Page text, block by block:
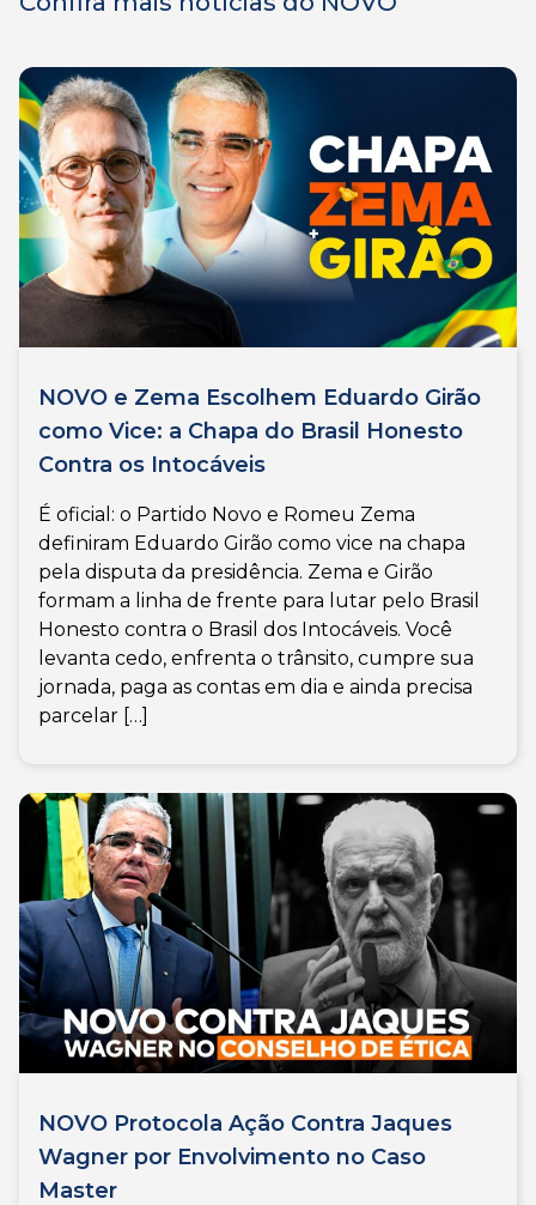
NOVO e Zema Escolhem Eduardo Girão
como Vice: a Chapa do Brasil Honesto
Contra os Intocáveis
É oficial: o Partido Novo e Romeu Zema
definiram Eduardo Girão como vice na chapa
pela disputa da presidência. Zema e Girão
formam a linha de frente para lutar pelo Brasil
Honesto contra o Brasil dos Intocáveis. Você
levanta cedo, enfrenta o trânsito, cumpre sua
jornada, paga as contas em dia e ainda precisa
parcelar […]
NOVO Protocola Ação Contra Jaques
Wagner por Envolvimento no Caso
Master